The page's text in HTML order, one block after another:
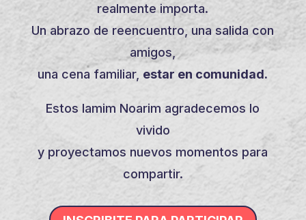
realmente importa.
Un abrazo de reencuentro, una salida con
amigos,
una cena familiar, estar en comunidad.
Estos Iamim Noarim agradecemos lo
vivido
y proyectamos nuevos momentos para
compartir.